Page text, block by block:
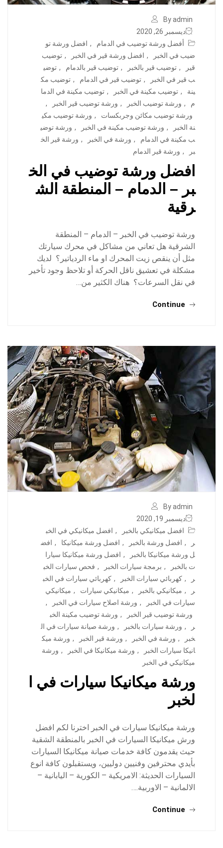
By admin
ديسمبر 26, 2020
أفضل ورشة توضيب في الدمام
, افضل ورشة تو
ضيب في الخبر
, افضل ورشة قير في الخبر , توضيب
قير
, توضيب قير بالخبر , توضيب قير بالدمام , توضي
ب قير في الخبر
, توضيب قير في الدمام , توضيب مك
ينة
, توضيب مكينة في الخبر , توضيب مكينة في الدما
م
, ورشة توضيب الخبر , ورشة توضيب قير الخبر
,
ورشة توضيب مكائن وجربكسات
, ورشة توضيب مكي
نة الخبر
, ورشة توضيب مكينة في الخبر , ورشة توضي
ب مكينة في الدمام
, ورشة في الخبر , ورشة قير الخ
بر
, ورشة قير الدمام
افضل ورشة توضيب في الخ
بر – الدمام – المنطقة الش
رقية
ورشة توضيب في الخبر – الدمام – المنطقة
الشرقية هل تعاني من مشاكل في محرك سيارتك
مثل أن ينقص زيت المحرك او ماء الردياتير؟ لديك
مشكلة في تعشيق ناقل الحركة أو تلاحظ وجود تأخير
في نقل السرعات؟ هناك الكثير من…
Continue
By admin
ديسمبر 19, 2020
افضل ميكانيكي بالخبر
, افضل ميكانيكي في الخب
ر
, افضل ورشة بالخبر , افضل ورشة ميكانيكا , افض
ل ورشة ميكانيكا بالخبر
, افضل ورشة ميكانيكا سيارا
ت بالخبر
, برمجة سيارات الخبر , فحص سيارات الخب
ر
, كهربائي سيارات الخبر , كهربائي سيارات في الخب
ر
, ميكانيكي بالخبر , ميكانيكي سيارات , ميكانيكي
سيارات في الخبر
, ورشة اصلاح سيارات في الخبر
,
ورشة توضيب قير الخبر
, ورشة توضيب مكينة الخب
ر
, ورشة سيارات بالخبر , ورشة صيانة سيارات في ال
خبر
, ورشة في الخبر , ورشة قير الخبر , ورشة ميك
انيكا سيارات الخبر
, ورشة ميكانيكا في الخبر , ورشة
ميكانيكي في الخبر
ورشة ميكانيكا سيارات في ا
لخبر
ورشة ميكانيكا سيارات في الخبر اخترنا لكم افضل
ورش ميكانيكا السيارات في الخبر بالمنطقة الشقية
حيث يقدمون كافة خدمات صيانة ميكانيكا السيارات
بأيدي محترفين وفنيين دوليين، ويستقبلون كافة انوع
السيارات الحديثة: الامريكية – الكورية – اليابانية –
الالمانية – الاوربية.…
Continue